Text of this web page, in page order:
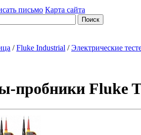
письмо Карта сайта
/Fluke Industrial /Электрические
пробники Fluke